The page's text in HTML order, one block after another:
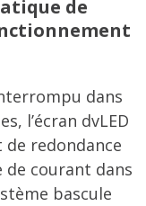
de
dans
l’écran dvLED
redondance
de courant dans
bascule